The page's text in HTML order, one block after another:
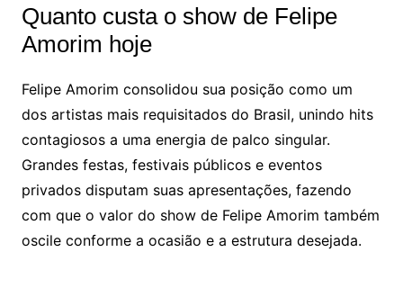
Quanto custa o show de Felipe
Amorim hoje
Felipe Amorim consolidou sua posição como um
dos artistas mais requisitados do Brasil, unindo hits
contagiosos a uma energia de palco singular.
Grandes festas, festivais públicos e eventos
privados disputam suas apresentações, fazendo
com que o valor do show de Felipe Amorim também
oscile conforme a ocasião e a estrutura desejada.